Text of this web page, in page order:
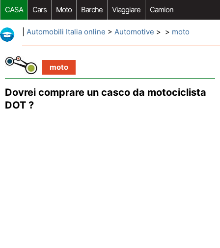
CASA Cars Moto Barche Viaggiare Camion
Riparazione Auto Acquisto Auto Car Opzioni Aftermarket
Automobili Italia online > Automotive > > moto
moto
Dovrei comprare un casco da motociclista
DOT ?